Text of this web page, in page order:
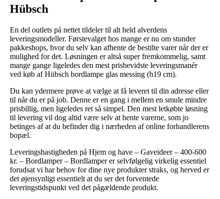
Hübsch
En del outlets på nettet tildeler til alt held alverdens
leveringsmodeller. Førstevalget hos mange er nu om stunder
pakkeshops, hvor du selv kan afhente de bestilte varer når der er
mulighed for det. Løsningen er altså super fremkommelig, samt
mange gange ligeledes den mest prisbevidste leveringsmanér
ved køb af Hübsch bordlampe glas messing (h19 cm).
Du kan ydermere prøve at vælge at få leveret til din adresse eller
til når du er på job. Denne er en gang i mellem en smule mindre
prisbillig, men ligeledes ret så simpel. Den mest letkøbte løsning
til levering vil dog altid være selv at hente varerne, som jo
betinges af at du befinder dig i nærheden af online forhandlerens
bopæl.
Leveringshastigheden på Hjem og have – Gaveideer – 400-600
kr. – Bordlamper – Bordlamper er selvfølgelig virkelig essentiel
forudsat vi har behov for dine nye produkter straks, og herved er
det øjensynligt essentielt at du ser det forventede
leveringstidspunkt ved det pågældende produkt.